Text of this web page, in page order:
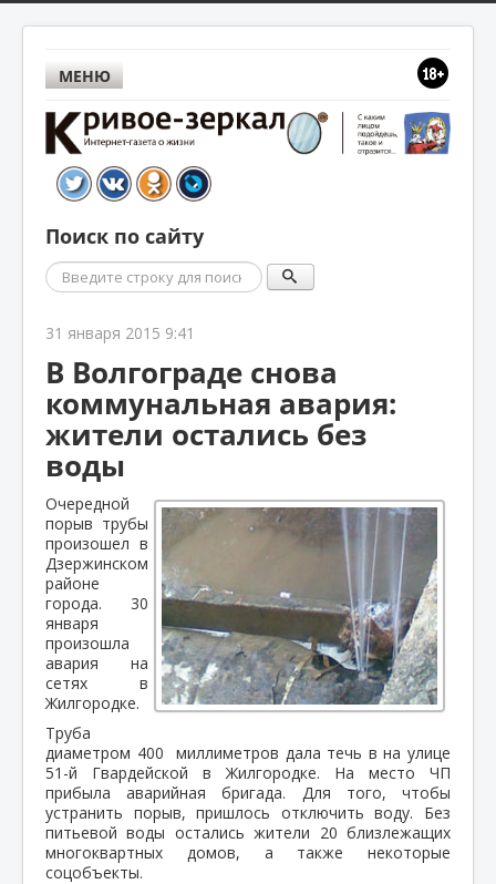
МЕНЮ
Поиск по сайту
Поиск
31 января 2015 9:41
В Волгограде снова
коммунальная авария:
жители остались без
воды
Очередной
порыв трубы
произошел в
Дзержинском
районе
города. 30
января
произошла
авария на
сетях в
Жилгородке.
Труба
диаметром 400 миллиметров дала течь в на улице
51-й Гвардейской в Жилгородке. На место ЧП
прибыла аварийная бригада. Для того, чтобы
устранить порыв, пришлось отключить воду. Без
питьевой воды остались жители 20 близлежащих
многоквартных домов, а также некоторые
соцобъекты.